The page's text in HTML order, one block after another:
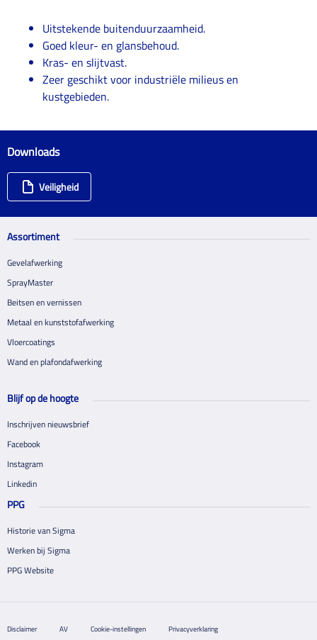
Uitstekende buitenduurzaamheid.
Goed kleur- en glansbehoud.
Kras- en slijtvast.
Zeer geschikt voor industriële milieus en
kustgebieden.
Downloads
Veiligheid
Assortiment
Gevelafwerking
SprayMaster
Beitsen en vernissen
Metaal en kunststofafwerking
Vloercoatings
Wand en plafondafwerking
Blijf op de hoogte
Inschrijven nieuwsbrief
Facebook
Instagram
Linkedin
PPG
Historie van Sigma
Werken bij Sigma
PPG Website
Disclaimer AV Cookie-instellingen Privacyverklaring